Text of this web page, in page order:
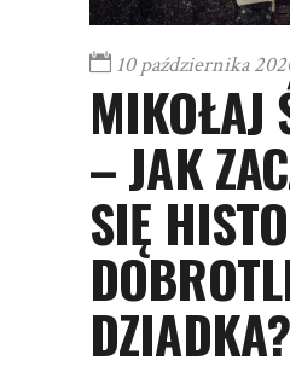
10 października
MIKOŁAJ
– JAK
SIĘ
DZIADKA?